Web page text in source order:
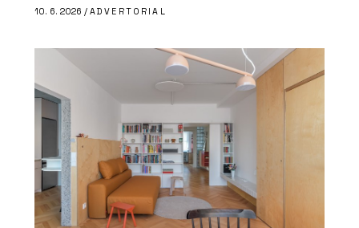
10. 6. 2026 / ADVERTORIAL